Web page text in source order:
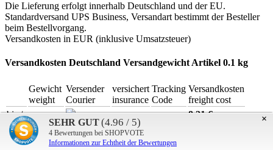
×
SEHR GUT(4.96 / 5)
4 Bewertungen bei SHOPVOTE
Informationen zur Echtheit der Bewertungen
Die Lieferung erfolgt innerhalb Deutschland und der EU.
Standardversand UPS Business, Versandart bestimmt der Besteller
beim Bestellvorgang.
Versandkosten in EUR (inklusive Umsatzsteuer)
Versandkosten Deutschland Versandgewicht Artikel 0.1 kg
Gewicht
weight
Versender
Courier
versichert
insurance
Tracking
Code
Versandkosten
freight cost
bis /
up to
10.00 kg
DHL Paket
8,21 €
Versandkosten EU Länder